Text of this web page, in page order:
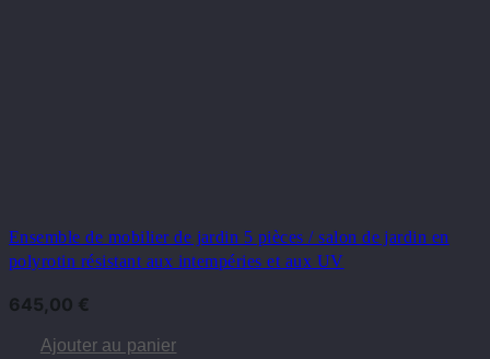
Ensemble de mobilier de jardin 5 pièces / salon de jardin en
polyrotin résistant aux intempéries et aux UV
645,00 €
Ajouter au panier